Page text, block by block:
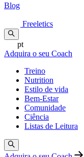
Blog
Freeletics
pt
Adquira o seu Coach
Treino
Nutrition
Estilo de vida
Bem-Estar
Comunidade
Ciência
Listas de Leitura